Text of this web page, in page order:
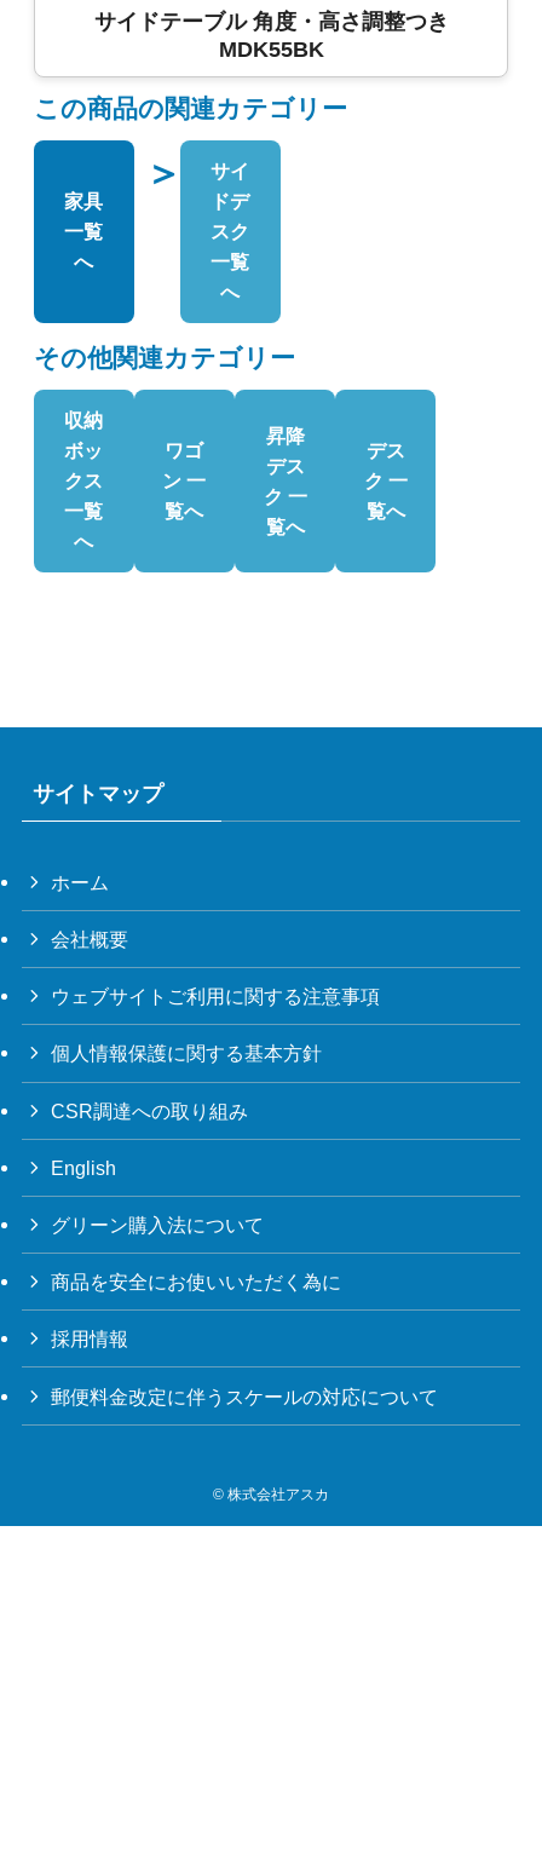
サイドテーブル 角度・高さ調整つき
MDK55BK
この商品の関連カテゴリー
家具
一覧
へ
＞
サイ
ドデ
スク
一覧
へ
その他関連カテゴリー
収納
ボッ
クス
一覧
へ
ワゴ
ン 一
覧へ
昇降
デス
ク 一
覧へ
デス
ク 一
覧へ
サイトマップ
ホーム
会社概要
ウェブサイトご利用に関する注意事項
個人情報保護に関する基本方針
CSR調達への取り組み
English
グリーン購入法について
商品を安全にお使いいただく為に
採用情報
郵便料金改定に伴うスケールの対応について
© 株式会社アスカ